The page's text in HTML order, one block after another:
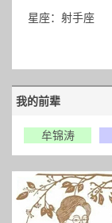
星座：射手座
我的前辈
牟锦涛